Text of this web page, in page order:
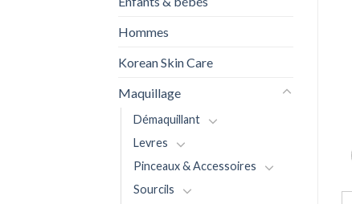
Hommes
Korean Skin Care
Maquillage
Démaquillant
Levres
Pinceaux & Accessoires
Sourcils